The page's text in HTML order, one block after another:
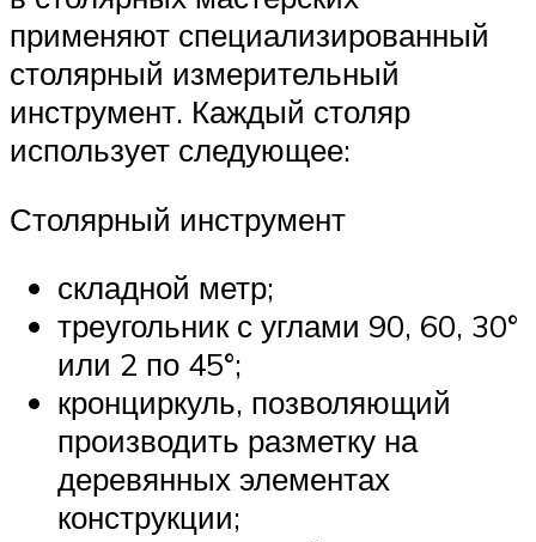
применяют специализированный
столярный измерительный
инструмент. Каждый столяр
использует следующее:
Столярный инструмент
складной метр;
треугольник с углами 90, 60, 30°
или 2 по 45°;
кронциркуль, позволяющий
производить разметку на
деревянных элементах
конструкции;